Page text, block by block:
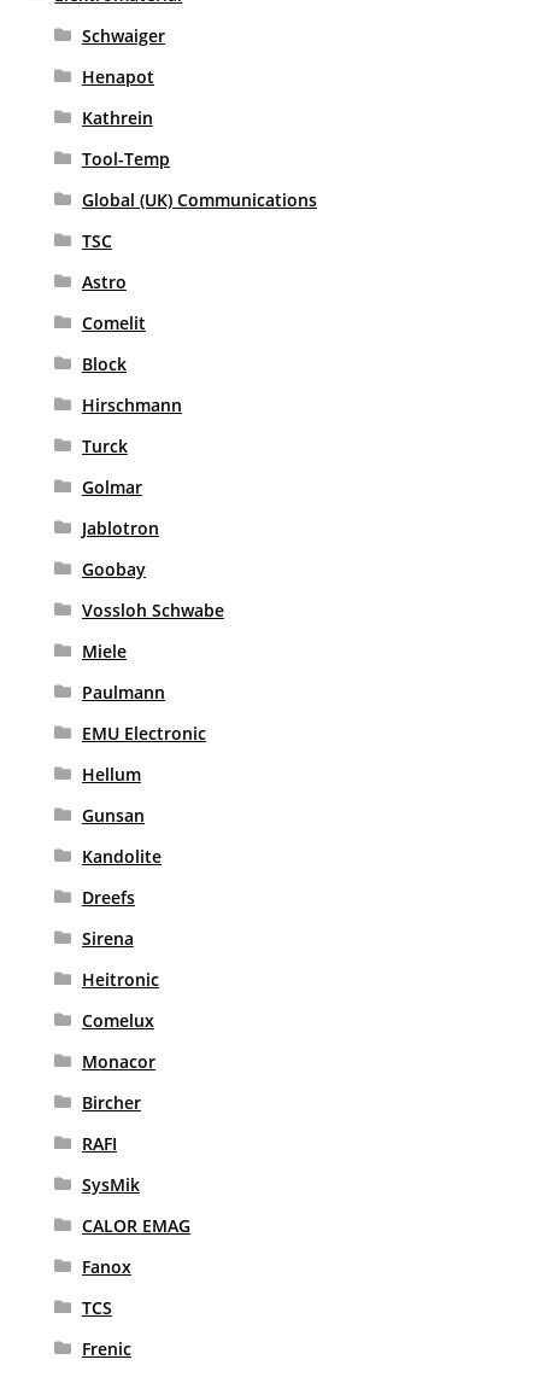
Schwaiger
Henapot
Kathrein
Tool-Temp
Global (UK) Communications
TSC
Astro
Comelit
Block
Hirschmann
Turck
Golmar
Jablotron
Goobay
Vossloh Schwabe
Miele
Paulmann
EMU Electronic
Hellum
Gunsan
Kandolite
Dreefs
Sirena
Heitronic
Comelux
Monacor
Bircher
RAFI
SysMik
CALOR EMAG
Fanox
TCS
Frenic